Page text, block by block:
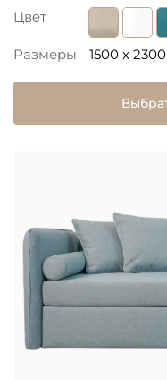
Цвет
Размеры 1500 x